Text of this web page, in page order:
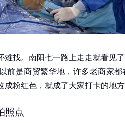
难找。南阳七一路上走走就看见
前是商贸繁华地，许多老商家
成粉红色，就成了大家打卡的地
照点